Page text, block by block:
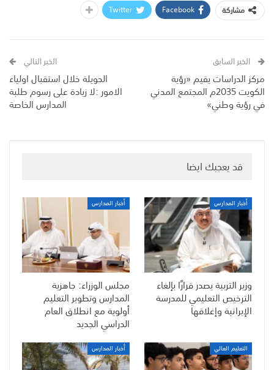
مشاركة
Facebook
Twitter
الخبر السابق
مركز الدراسات يقيم «رؤية
الكويت 2035م المجتمع المدني
في رؤية وطني»
الخبر التالي
الحويلة خلال استقبال اولياء
الامور :لا زيادة على رسوم طلبة
المدارس الخاصة
قد يعجبك ايضا
أخبار المدارس
وزير التربية يصدر قرارًا بإلغاء
الترخيص التعليمي للمدرسة
الإيرانية وإغلاقها
أخبار المدارس
مجلس الوزراء: جاهزية
المدارس وتطوير التعليم
أولوية مع انطلاق العام
الدراسي الجديد
التعليم العالي أخبار المدارس